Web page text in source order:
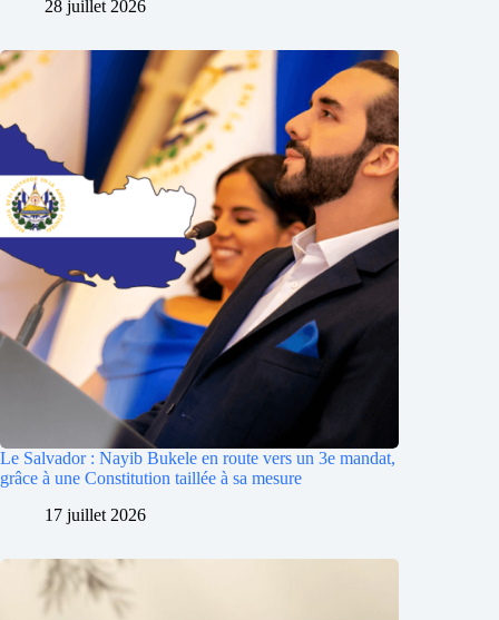
28 juillet 2026
Le Salvador : Nayib Bukele en route vers un 3e mandat,
grâce à une Constitution taillée à sa mesure
17 juillet 2026